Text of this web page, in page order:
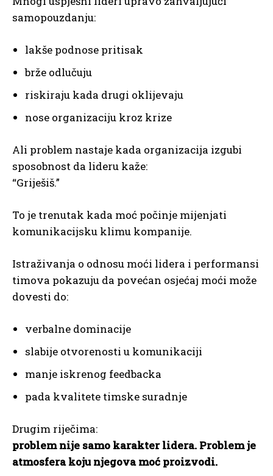
samopouzdanju:
lakše podnose pritisak
brže odlučuju
riskiraju kada drugi oklijevaju
nose organizaciju kroz krize
Ali problem nastaje kada organizacija izgubi
sposobnost da lideru kaže:
“Griješiš.”
To je trenutak kada moć počinje mijenjati
komunikacijsku klimu kompanije.
Istraživanja o odnosu moći lidera i performansi
timova pokazuju da povećan osjećaj moći može
dovesti do:
verbalne dominacije
slabije otvorenosti u komunikaciji
manje iskrenog feedbacka
pada kvalitete timske suradnje
Drugim riječima:
problem nije samo karakter lidera. Problem je
atmosfera koju njegova moć proizvodi.